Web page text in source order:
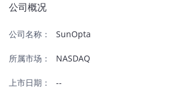
公司概况
公司名称： SunOpta
所属市场： NASDAQ
上市日期： --